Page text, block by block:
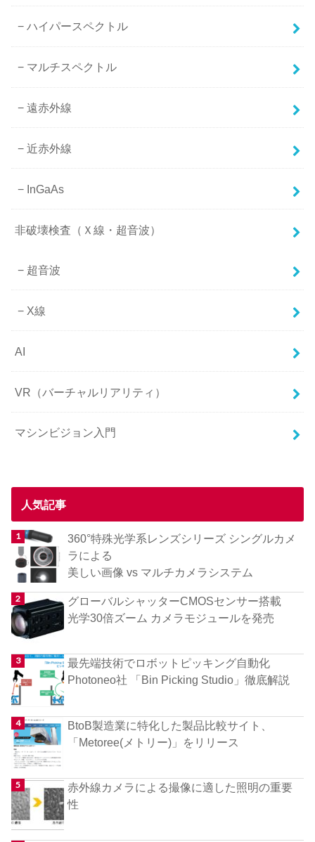
ハイパースペクトル
マルチスペクトル
遠赤外線
近赤外線
InGaAs
非破壊検査（Ｘ線・超音波）
超音波
X線
AI
VR（バーチャルリアリティ）
マシンビジョン入門
人気記事
360°特殊光学系レンズシリーズ シングルカメ
ラによる
美しい画像 vs マルチカメラシステム
グローバルシャッターCMOSセンサー搭載
光学30倍ズーム カメラモジュールを発売
最先端技術でロボットピッキング自動化
Photoneo社 「Bin Picking Studio」徹底解説
BtoB製造業に特化した製品比較サイト、
「Metoree(メトリー)」をリリース
赤外線カメラによる撮像に適した照明の重要
性